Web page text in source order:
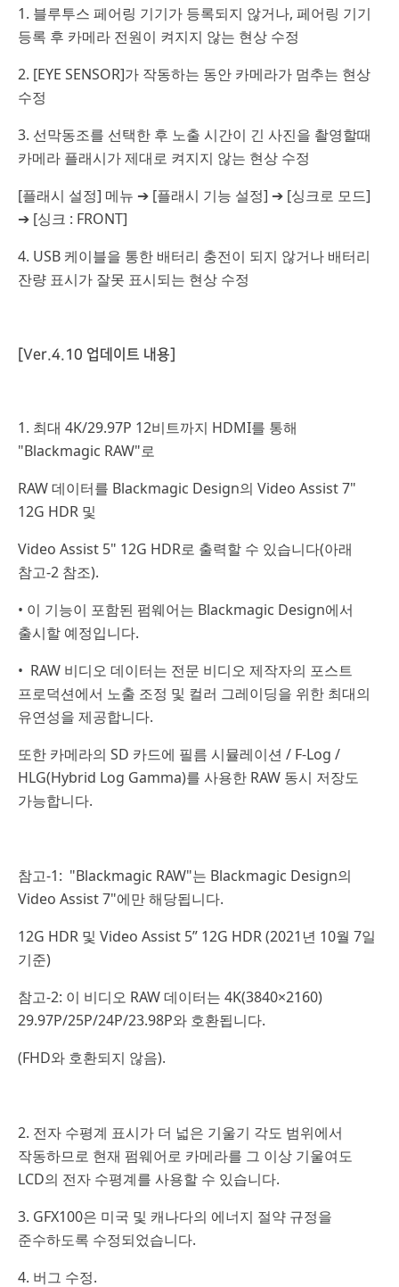
1. 블루투스 페어링 기기가 등록되지 않거나, 페어링 기기
등록 후 카메라 전원이 켜지지 않는 현상 수정
2. [EYE SENSOR]가 작동하는 동안 카메라가 멈추는 현상
수정
3. 선막동조를 선택한 후 노출 시간이 긴 사진을 촬영할때
카메라 플래시가 제대로 켜지지 않는 현상 수정
[플래시 설정] 메뉴 ➔ [플래시 기능 설정] ➔ [싱크로 모드]
➔ [싱크 : FRONT]
4. USB 케이블을 통한 배터리 충전이 되지 않거나 배터리
잔량 표시가 잘못 표시되는 현상 수정
[Ver.4.10 업데이트 내용]
1. 최대 4K/29.97P 12비트까지 HDMI를 통해
"Blackmagic RAW"로
RAW 데이터를 Blackmagic Design의 Video Assist 7"
12G HDR 및
Video Assist 5" 12G HDR로 출력할 수 있습니다(아래
참고-2 참조).
• 이 기능이 포함된 펌웨어는 Blackmagic Design에서
출시할 예정입니다.
• RAW 비디오 데이터는 전문 비디오 제작자의 포스트
프로덕션에서 노출 조정 및 컬러 그레이딩을 위한 최대의
유연성을 제공합니다.
또한 카메라의 SD 카드에 필름 시뮬레이션 / F-Log /
HLG(Hybrid Log Gamma)를 사용한 RAW 동시 저장도
가능합니다.
참고-1: "Blackmagic RAW"는 Blackmagic Design의
Video Assist 7"에만 해당됩니다.
12G HDR 및 Video Assist 5” 12G HDR (2021년 10월 7일
기준)
참고-2: 이 비디오 RAW 데이터는 4K(3840×2160)
29.97P/25P/24P/23.98P와 호환됩니다.
(FHD와 호환되지 않음).
2. 전자 수평계 표시가 더 넓은 기울기 각도 범위에서
작동하므로 현재 펌웨어로 카메라를 그 이상 기울여도
LCD의 전자 수평계를 사용할 수 있습니다.
3. GFX100은 미국 및 캐나다의 에너지 절약 규정을
준수하도록 수정되었습니다.
4. 버그 수정.